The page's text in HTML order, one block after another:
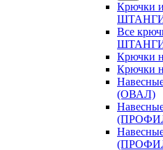
Крючки
Все
Крючки
Крючки
(ОВАЛ)